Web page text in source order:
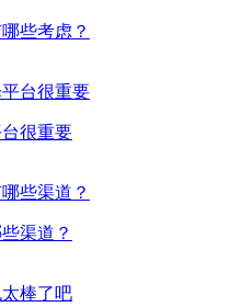
些考虑？
很重要
渠道？